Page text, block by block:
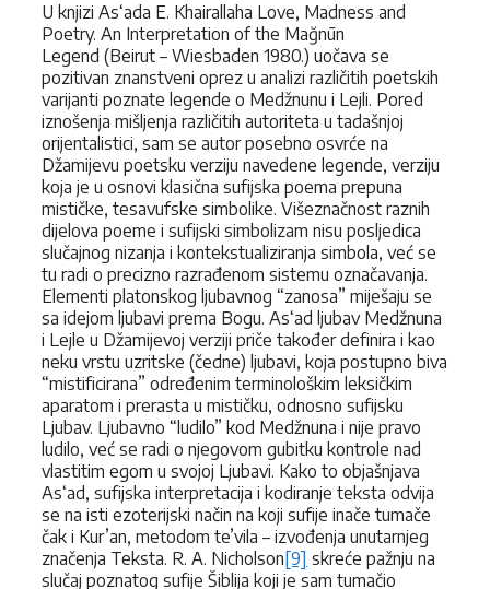
U knjizi As‘ada E. Khairallaha Love, Madness and
Poetry. An Interpretation of the Mağnūn
Legend (Beirut – Wiesbaden 1980.) uočava se
pozitivan znanstveni oprez u analizi različitih poetskih
varijanti poznate legende o Medžnunu i Lejli. Pored
iznošenja mišljenja različitih autoriteta u tadašnjoj
orijentalistici, sam se autor posebno osvrće na
Džamijevu poetsku verziju navedene legende, verziju
koja je u osnovi klasična sufijska poema prepuna
mističke, tesavufske simbolike. Višeznačnost raznih
dijelova poeme i sufijski simbolizam nisu posljedica
slučajnog nizanja i kontekstualiziranja simbola, već se
tu radi o precizno razrađenom sistemu označavanja.
Elementi platonskog ljubavnog “zanosa” miješaju se
sa idejom ljubavi prema Bogu. As‘ad ljubav Medžnuna
i Lejle u Džamijevoj verziji priče također definira i kao
neku vrstu uzritske (čedne) ljubavi, koja postupno biva
“mistificirana” određenim terminološkim leksičkim
aparatom i prerasta u mističku, odnosno sufijsku
Ljubav. Ljubavno “ludilo” kod Medžnuna i nije pravo
ludilo, već se radi o njegovom gubitku kontrole nad
vlastitim egom u svojoj Ljubavi. Kako to objašnjava
As‘ad, sufijska interpretacija i kodiranje teksta odvija
se na isti ezoterijski način na koji sufije inače tumače
čak i Kur’an, metodom te’vila – izvođenja unutarnjeg
značenja Teksta. R. A. Nicholson [9] skreće pažnju na
slučaj poznatog sufije Šiblija koji je sam tumačio